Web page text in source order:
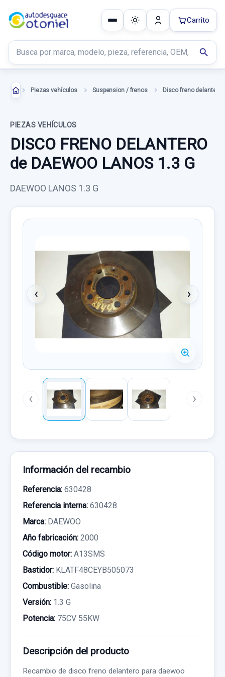
Buscar productos
search
Carrito
Piezas vehículos Suspension / frenos Disco freno delantero
PIEZAS VEHÍCULOS
DISCO FRENO DELANTERO
de DAEWOO LANOS 1.3 G
DAEWOO LANOS 1.3 G
‹ ›
‹ ›
Información del recambio
Referencia: 630428
Referencia interna: 630428
Marca: DAEWOO
Año fabricación: 2000
Código motor: A13SMS
Bastidor: KLATF48CEYB505073
Combustible: Gasolina
Versión: 1.3 G
Potencia: 75CV 55KW
Descripción del producto
Recambio de disco freno delantero para daewoo